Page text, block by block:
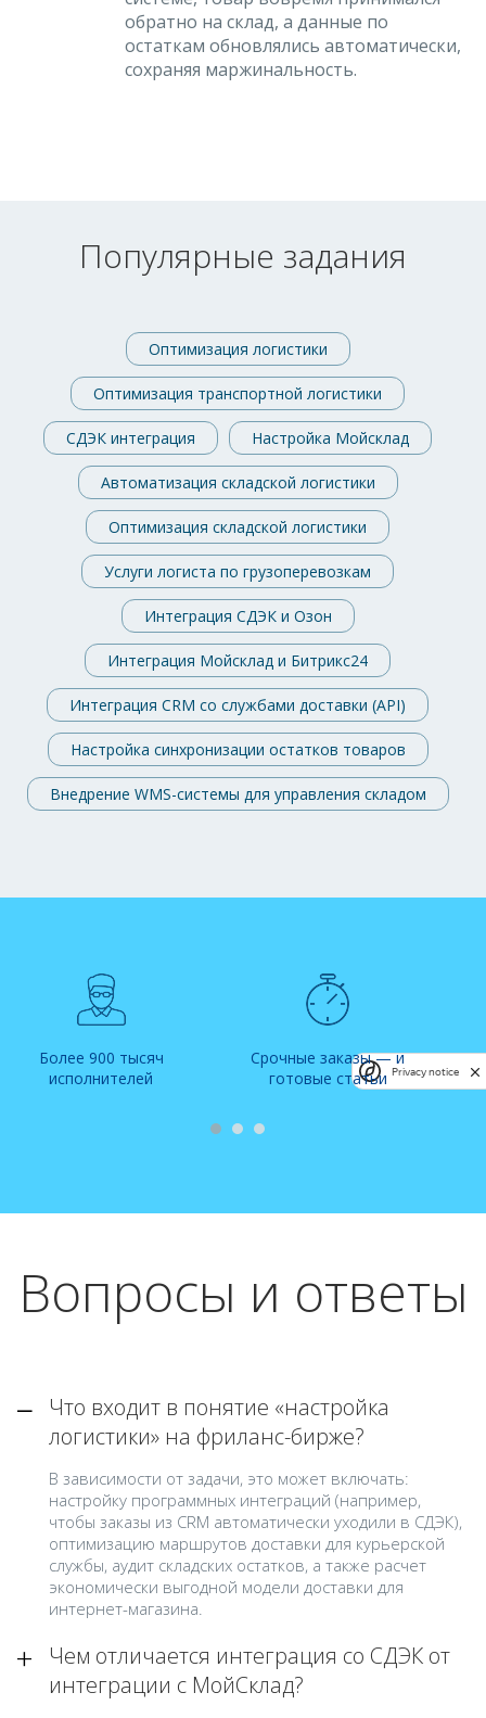
обратно на склад, а данные по
остаткам обновлялись автоматически,
сохраняя маржинальность.
Популярные задания
Оптимизация логистики
Оптимизация транспортной логистики
СДЭК интеграция Настройка Мойсклад
Автоматизация складской логистики
Оптимизация складской логистики
Услуги логиста по грузоперевозкам
Интеграция СДЭК и Озон
Интеграция Мойсклад и Битрикс24
Интеграция CRM со службами доставки (API)
Настройка синхронизации остатков товаров
Внедрение WMS-системы для управления складом
Более 900 тысяч
исполнителей
Срочные заказы — и
готовые статьи
Вопросы и ответы
Что входит в понятие «настройка
логистики» на фриланс-бирже?
В зависимости от задачи, это может включать:
настройку программных интеграций (например,
чтобы заказы из CRM автоматически уходили в СДЭК),
оптимизацию маршрутов доставки для курьерской
службы, аудит складских остатков, а также расчет
экономически выгодной модели доставки для
интернет-магазина.
Чем отличается интеграция со СДЭК от
интеграции с МойСклад?
Privacy notice